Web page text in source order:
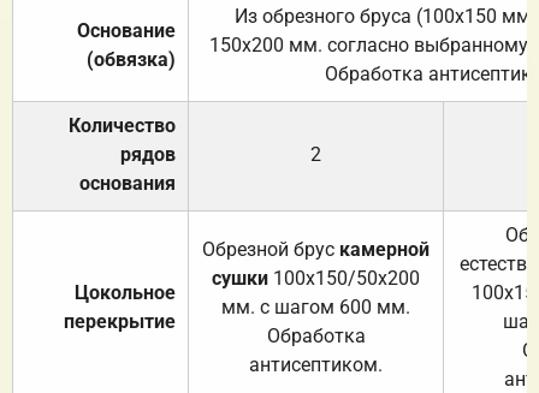
Основание
(обвязка)
Из обрезного бруса (100х150
150х200 мм. согласно выбранному
Обработка
Количество
рядов
основания
2
Цокольное
перекрытие
Обрезной брус камерной
сушки 100х150/50х200
мм. с шагом 600 мм.
Обработка
антисептиком.